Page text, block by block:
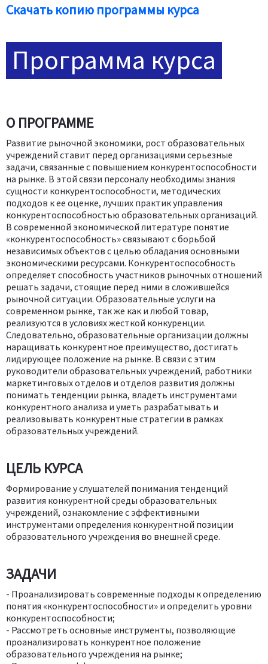
Скачать копию программы курса
Программа курса
О ПРОГРАММЕ
Развитие рыночной экономики, рост образовательных
учреждений ставит перед организациями серьезные
задачи, связанные с повышением конкурентоспособности
на рынке. В этой связи персоналу необходимы знания
сущности конкурентоспособности, методических
подходов к ее оценке, лучших практик управления
конкурентоспособностью образовательных организаций.
В современной экономической литературе понятие
«конкурентоспособность» связывают с борьбой
независимых объектов с целью обладания основными
экономическими ресурсами. Конкурентоспособность
определяет способность участников рыночных отношений
решать задачи, стоящие перед ними в сложившейся
рыночной ситуации. Образовательные услуги на
современном рынке, так же как и любой товар,
реализуются в условиях жесткой конкуренции.
Следовательно, образовательные организации должны
наращивать конкурентное преимущество, достигать
лидирующее положение на рынке. В связи с этим
руководители образовательных учреждений, работники
маркетинговых отделов и отделов развития должны
понимать тенденции рынка, владеть инструментами
конкурентного анализа и уметь разрабатывать и
реализовывать конкурентные стратегии в рамках
образовательных учреждений.
ЦЕЛЬ КУРСА
Формирование у слушателей понимания тенденций
развития конкурентной среды образовательных
учреждений, ознакомление с эффективными
инструментами определения конкурентной позиции
образовательного учреждения во внешней среде.
ЗАДАЧИ
- Проанализировать современные подходы к определению
понятия «конкурентоспособности» и определить уровни
конкурентоспособности;
- Рассмотреть основные инструменты, позволяющие
проанализировать конкурентное положение
образовательного учреждения на рынке;